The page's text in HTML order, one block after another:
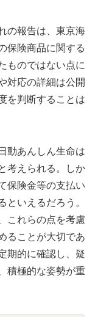
の報告は、東京海
保険商品に関する
ものではない点に
対応の詳細は公開
を判断することは
動あんしん生命は
考えられる。しか
保険金等の支払い
といえるだろう。
これらの点を考慮
ることが大切であ
期的に確認し、疑
積極的な姿勢が重